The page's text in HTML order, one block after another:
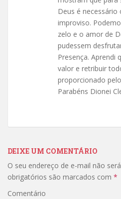
Deus é necessário
improviso.
zelo e o amor de
pudessem
Presença. Aprendi
valor e retribuir
proporcionado
Parabéns Dionei
DEIXE UM COMENTÁRIO
O seu endereço de e-mail não
obrigatórios são marcados com *
Comentário